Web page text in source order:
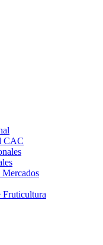
CAC